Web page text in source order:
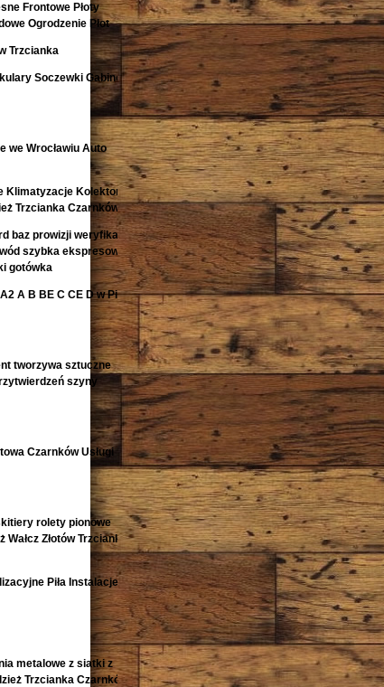
Frontowe Płoty
Ogrodzenie Płot
Trzcianka
Soczewki Gabinet
we Wrocławiu Auto
Klimatyzacje Kolektory
Trzcianka Czarnków
baz prowizji weryfikacji
szybka ekspresowa
gotówka
A B BE C CE D‎ w Pile
tworzywa sztuczne
szyny
Czarnków Usługi
rolety pionowe
Złotów Trzcianka i
Piła Instalacje
metalowe z siatki z
Trzcianka Czarnków